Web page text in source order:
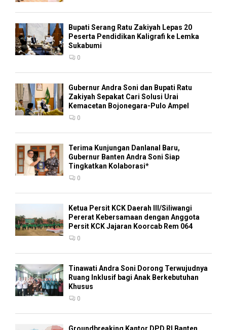
Bupati Serang Ratu Zakiyah Lepas 20
Peserta Pendidikan Kaligrafi ke Lemka
Sukabumi
0
Gubernur Andra Soni dan Bupati Ratu
Zakiyah Sepakat Cari Solusi Urai
Kemacetan Bojonegara-Pulo Ampel
0
Terima Kunjungan Danlanal Baru,
Gubernur Banten Andra Soni Siap
Tingkatkan Kolaborasi*
0
Ketua Persit KCK Daerah III/Siliwangi
Pererat Kebersamaan dengan Anggota
Persit KCK Jajaran Koorcab Rem 064
0
Tinawati Andra Soni Dorong Terwujudnya
Ruang Inklusif bagi Anak Berkebutuhan
Khusus
0